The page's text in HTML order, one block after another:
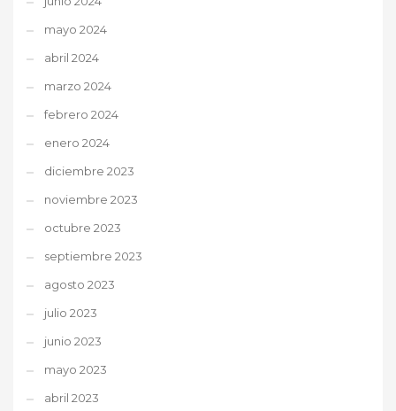
mayo 2024
abril 2024
marzo 2024
febrero 2024
enero 2024
diciembre 2023
noviembre 2023
octubre 2023
septiembre 2023
agosto 2023
julio 2023
junio 2023
mayo 2023
abril 2023